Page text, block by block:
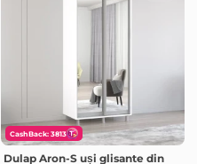
CashBack: 3813
Dulap Aron-S uși glisante din